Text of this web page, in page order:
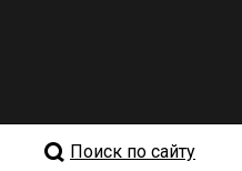
Поиск по сайту